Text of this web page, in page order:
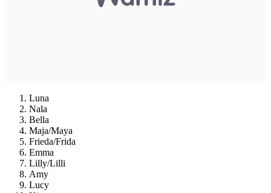
Luna
Nala
Bella
Maja/Maya
Frieda/Frida
Emma
Lilly/Lilli
Amy
Lucy